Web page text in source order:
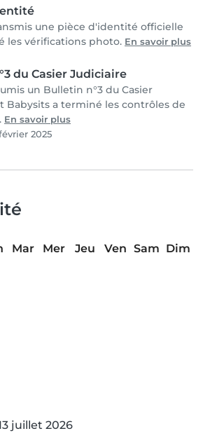
une pièce d'identité officielle
les vérifications photo. En savoir plus
du Casier Judiciaire
un Bulletin n°3 du Casier
Babysits a terminé les contrôles de
En savoir plus
2025
Mar Mer Jeu Ven Sam Dim
juillet 2026